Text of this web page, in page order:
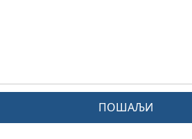
ПОШАЉИ